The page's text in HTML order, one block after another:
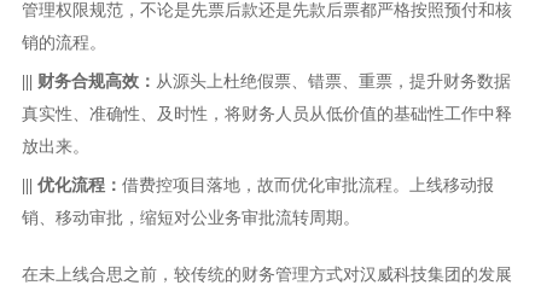
管理权限规范，不论是先票后款还是先款后票都严格按照预付和核
销的流程。
财务合规高效： 从源头上杜绝假票、错票、重票，提升财务数据
真实性、准确性、及时性，将财务人员从低价值的基础性工作中释
放出来。
优化流程： 借费控项目落地，故而优化审批流程。上线移动报
销、移动审批，缩短对公业务审批流转周期。
在未上线合思之前，较传统的财务管理方式对汉威科技集团的发展